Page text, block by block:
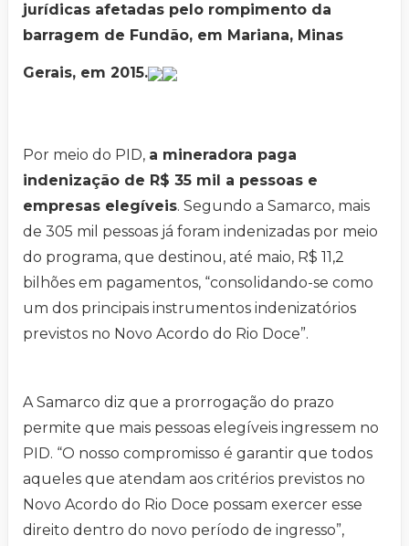
jurídicas afetadas pelo rompimento da
barragem de Fundão, em Mariana, Minas
Gerais, em 2015.
Por meio do PID, a mineradora paga
indenização de R$ 35 mil a pessoas e
empresas elegíveis. Segundo a Samarco, mais
de 305 mil pessoas já foram indenizadas por meio
do programa, que destinou, até maio, R$ 11,2
bilhões em pagamentos, “consolidando-se como
um dos principais instrumentos indenizatórios
previstos no Novo Acordo do Rio Doce”.
A Samarco diz que a prorrogação do prazo
permite que mais pessoas elegíveis ingressem no
PID. “O nosso compromisso é garantir que todos
aqueles que atendam aos critérios previstos no
Novo Acordo do Rio Doce possam exercer esse
direito dentro do novo período de ingresso”,